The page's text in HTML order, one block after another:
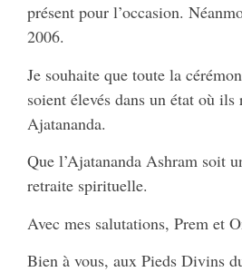
présent pour l’occasion.
2006.
Je souhaite que toute la
soient élevés dans un état où
Ajatananda.
Que l’Ajatananda Ashram soit
retraite spirituelle.
Avec mes salutations, Prem et
Bien à vous, aux Pieds Divins